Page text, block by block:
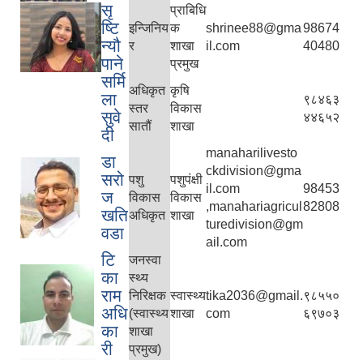
सृ
ष्टि
न्यौ
पाने
इन्जिनिय
र
प्राबिधि
क
शाखा
प्रमुख
shrinee88@gma
il.com
98674
40480
सर्मि
ला
सुवे
दी
अधिकृत
स्तर
सातौं
कृषि
विकास
शाखा
९८४६३
४४६५२
डा
सरो
ज
खति
वडा
पशु
विकास
अधिकृत
पशुपंक्षी
विकास
शाखा
manaharilivesto
ckdivision@gma
il.com
,manahariagricul
turedivision@gm
ail.com
98453
82808
टि
का
राम
अधि
का
री
जनस्वा
स्थ्य
निरिक्षक
(स्वास्थ्य
शाखा
प्रमुख)
स्वास्थ्य
शाखा
tika2036@gmail.
com
९८५५०
६९७०३